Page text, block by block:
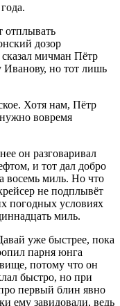
отплывать
дозор
мичман Пётр
Иванову, но тот лишь
ое. Хотя нам, Пётр
вовремя
он разговаривал
и тот дал добро
восемь миль. Но что
не подплывёт
погодных условиях
миль.
уже быстрее, пока
парня юнга
потому что он
быстро, но при
первый блин явно
ему завидовали, ведь